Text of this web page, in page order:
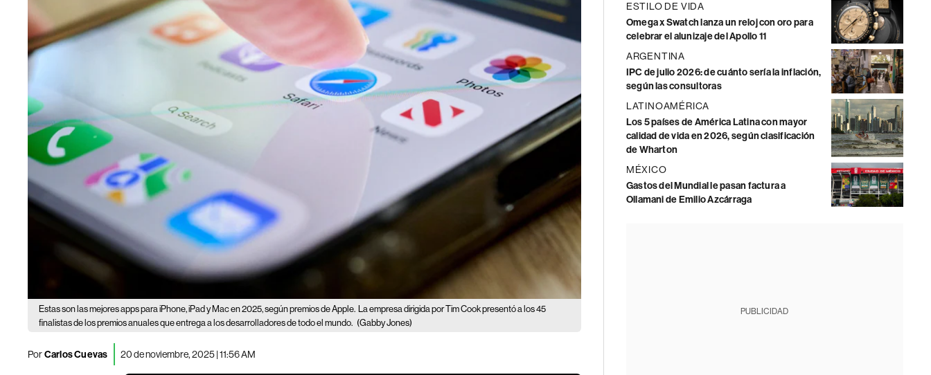
Estas son las mejores apps para iPhone, iPad y Mac en 2025, según premios de Apple. La empresa dirigida por Tim Cook presentó a los 45
finalistas de los premios anuales que entrega a los desarrolladores de todo el mundo. (Gabby Jones)
PorCarlos Cuevas 20 de noviembre, 2025 | 11:56 AM
ESTILO DE VIDA
Omega x Swatch lanza un reloj con oro para
celebrar el alunizaje del Apollo 11
ARGENTINA
IPC de julio 2026: de cuánto sería la inflación,
según las consultoras
LATINOAMÉRICA
Los 5 países de América Latina con mayor
calidad de vida en 2026, según clasificación
de Wharton
MÉXICO
Gastos del Mundial le pasan factura a
Ollamani de Emilio Azcárraga
PUBLICIDAD